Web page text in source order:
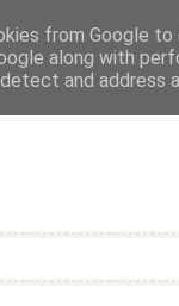
from Google
along with
and address